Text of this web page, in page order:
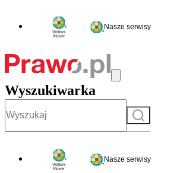
Nasze serwisy
Wyszukiwarka
Szukaj
Nasze serwisy